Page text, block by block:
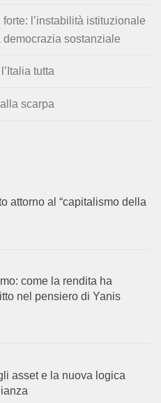
forte: l’instabilità istituzionale
sostanziale
tutta
scarpa
attorno al “capitalismo della
come la rendita ha
nel pensiero di Yanis
asset e la nuova logica